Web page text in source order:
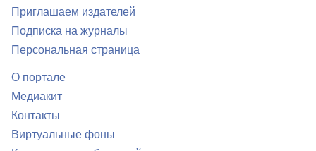
Приглашаем издателей
Подписка на журналы
Персональная страница
О портале
Медиакит
Контакты
Виртуальные фоны